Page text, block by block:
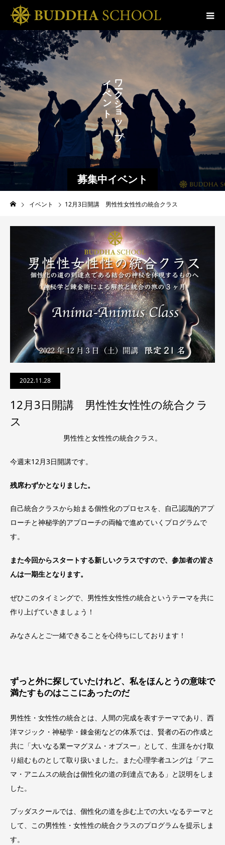
募集中イベント
ワ
ク
シ
ョ
ッ
プ
イ
ベ
ン
ト
ク
ル
イベント 12月3日開講 男性性女性性の統合クラス
2022.11.28
12月3日開講 男性性女性性の統合クラ
ス
男性性と女性性の統合クラス。
今週末12月3日開講です。
残席わずかとなりました。
自己統合クラスから始まる個性化のプロセスを、自己認識的アプ
ローチと神秘学的アプローチの両輪で進めていくプログラムで
す。
また今回からスタートする新しいクラスですので、参加者の皆さ
んは一期生となります。
ぜひこのタイミングで、男性性女性性の統合というテーマを共に
作り上げていきましょう！
みなさんとご一緒できることを心待ちにしております！
ずっと外に探していたけれど、私をほんとうの意味で
満たすものはここにあったのだ
男性性・女性性の統合とは、人間の完成を表すテーマであり、西
洋マジック・神秘学・錬金術などの体系では、賢者の石の作成と
共に「大いなる業ーマグヌム・オプスー」として、生涯をかけ取
り組むものとして取り扱いました。また心理学者ユングは「アニ
マ・アニムスの統合は個性化の道の到達点である」と説明をしま
した。
ブッダスクールでは、個性化の道を歩む上での大いなるテーマと
して、この男性性・女性性の統合クラスのプログラムを提示しま
す。